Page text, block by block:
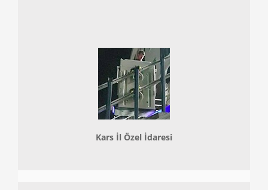
Kars İl Özel İdaresi